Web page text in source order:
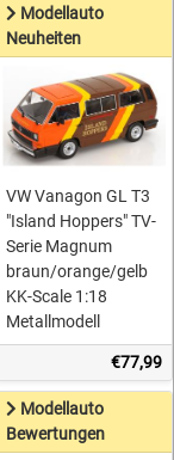
Modellauto
Neuheiten
VW Vanagon GL T3
"Island Hoppers" TV-
Serie Magnum
braun/orange/gelb
KK-Scale 1:18
Metallmodell
€77,99
Modellauto
Bewertungen